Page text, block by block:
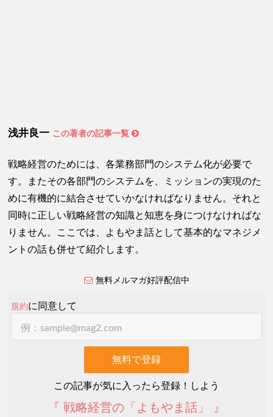
浅井良一 この著者の記事一覧
戦略経営のためには、各業務部門のシステム化が必要で
す。またその各部門のシステムを、ミッションの実現のた
めに有機的に結合させていかなければなりません。それと
同時に正しい戦略経営の知識と知恵を身につけなければな
りません。ここでは、よもやま話として基本的なマネジメ
ントの話も併せて紹介します。
無料メルマガ好評配信中
規約に同意して
この記事が気に入ったら登録！しよう
『 戦略経営の「よもやま話」 』